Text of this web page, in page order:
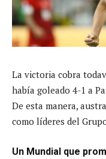
La victoria cobra
había goleado 4-1 a
De esta manera,
como líderes del
Un Mundial que